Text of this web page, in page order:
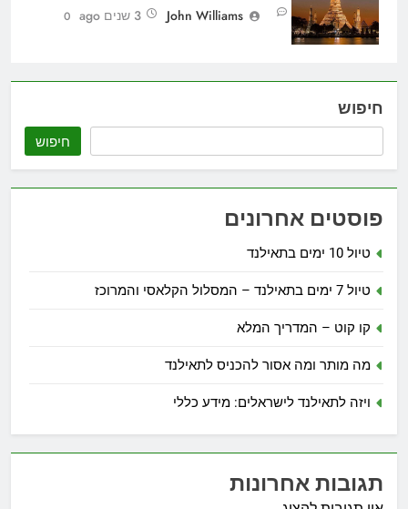
John Williams
3 שנים ago 0
חיפוש
חיפוש
פוסטים אחרונים
טיול 10 ימים בתאילנד
טיול 7 ימים בתאילנד – המסלול הקלאסי והמרוכז
קו קוט – המדריך המלא
מה מותר ומה אסור להכניס לתאילנד
ויזה לתאילנד לישראלים: מידע כללי
תגובות אחרונות